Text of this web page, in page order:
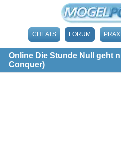
CHEATS FORUM
Online Die Stunde Null geht
Conquer)